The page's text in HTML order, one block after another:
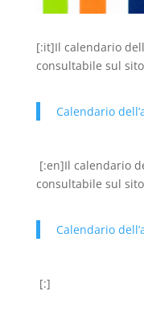
[:it]Il calendario
consultabile sul
Calendario
[:en]Il calendario
consultabile sul
Calendario
[:]